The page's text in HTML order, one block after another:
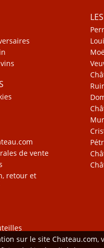
de vente
retour et
sur le site